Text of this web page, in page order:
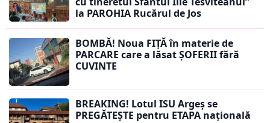
la PAROHIA Rucărul de Jos
BOMBĂ! Noua FIȚĂ în materie de
PARCARE care a lăsat ȘOFERII fără
CUVINTE
BREAKING! Lotul ISU Argeș se
PREGĂTEȘTE pentru ETAPA națională